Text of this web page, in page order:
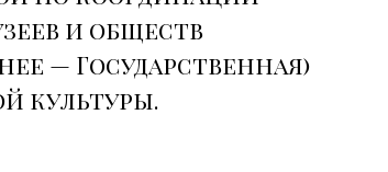
и обществ
— Государственная)
культуры.